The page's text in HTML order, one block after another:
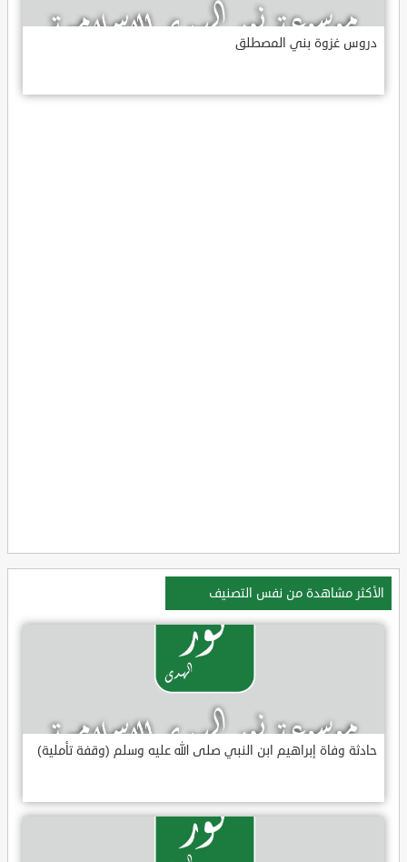
دروس غزوة بني المصطلق
الأكثر مشاهدة من نفس التصنيف
حادثة وفاة إبراهيم ابن النبي صلى الله عليه وسلم (وقفة تأملية)